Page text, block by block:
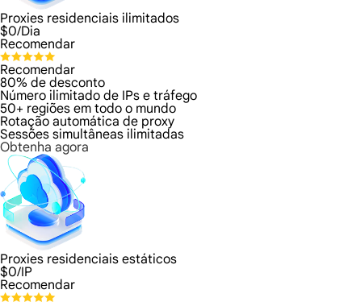
Proxies residenciais ilimitados
$0/Dia
Recomendar
Recomendar
80% de desconto
Número ilimitado de IPs e tráfego
50+ regiões em todo o mundo
Rotação automática de proxy
Sessões simultâneas ilimitadas
Obtenha agora
Proxies residenciais estáticos
$0/IP
Recomendar